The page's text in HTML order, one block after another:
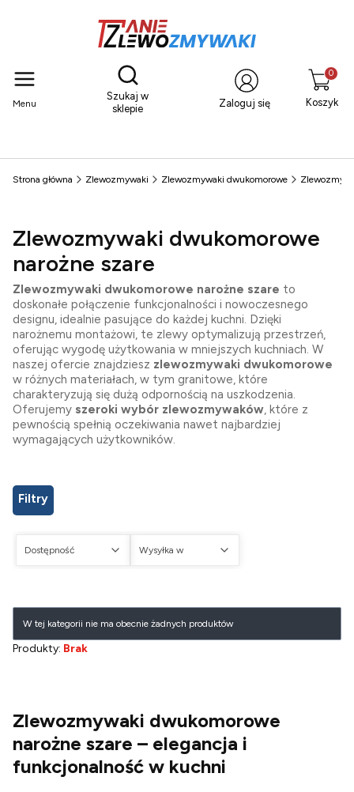
Menu
Otwórz wyszukiwarkę
Szukaj w
sklepie
Zaloguj się Koszyk
Strona główna Zlewozmywaki Zlewozmywaki dwukomorowe
Zlewozmywaki dwukomorowe
narożne szare
Zlewozmywaki dwukomorowe narożne szare to
doskonałe połączenie funkcjonalności i nowoczesnego
designu, idealnie pasujące do każdej kuchni. Dzięki
narożnemu montażowi, te zlewy optymalizują przestrzeń,
oferując wygodę użytkowania w mniejszych kuchniach. W
naszej ofercie znajdziesz zlewozmywaki dwukomorowe
w różnych materiałach, w tym granitowe, które
charakteryzują się dużą odpornością na uszkodzenia.
Oferujemy szeroki wybór zlewozmywaków, które z
pewnością spełnią oczekiwania nawet najbardziej
wymagających użytkowników.
Filtry
Dostępność Wysyłka w
Lista produktów
W tej kategorii nie ma obecnie żadnych produktów
Produkty: Brak
Zlewozmywaki dwukomorowe
narożne szare – elegancja i
funkcjonalność w kuchni